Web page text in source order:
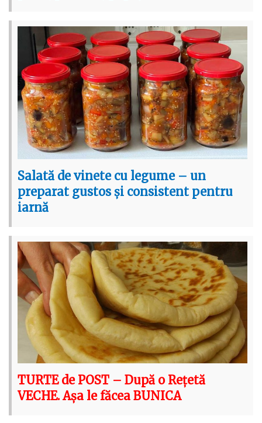
Salată de vinete cu legume – un
preparat gustos și consistent pentru
iarnă
TURTE de POST – După o Rețetă
VECHE. Așa le făcea BUNICA